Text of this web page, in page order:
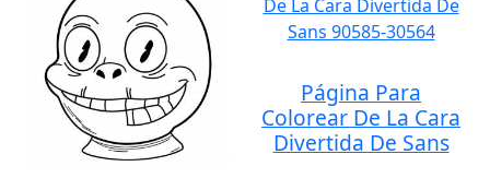
Página Para
Colorear De La Cara
Divertida De Sans